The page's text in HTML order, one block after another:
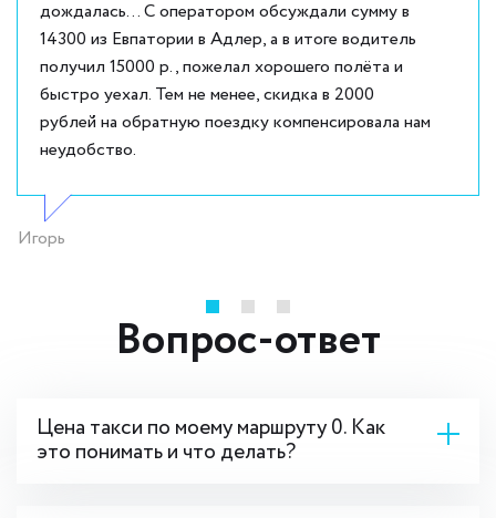
дождалась... С оператором обсуждали сумму в
14300 из Евпатории в Адлер, а в итоге водитель
получил 15000 р., пожелал хорошего полёта и
быстро уехал. Тем не менее, скидка в 2000
рублей на обратную поездку компенсировала нам
неудобство.
Игорь
Вопрос-ответ
Цена такси по моему маршруту 0. Как
это понимать и что делать?